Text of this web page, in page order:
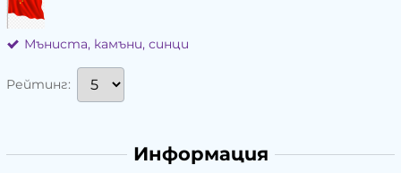
Мъниста, камъни, синци
Рейтинг:
Информация